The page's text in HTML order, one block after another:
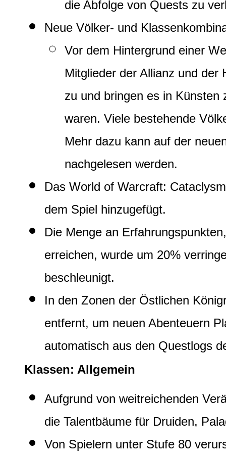
die Abfolge von Quests zu
Neue Völker- und
Vor dem Hintergrund einer
Mitglieder der Allianz und der
zu und bringen es in
waren. Viele bestehende
Mehr dazu kann auf der
nachgelesen werden.
Das World of Warcraft:
dem Spiel hinzugefügt.
Die Menge an
erreichen, wurde um 20%
beschleunigt.
In den Zonen der Östlichen
entfernt, um neuen Abenteuern
automatisch aus den Questlogs
Klassen: Allgemein
Aufgrund von weitreichenden
die Talentbäume für Druiden,
Von Spielern unter Stufe 80